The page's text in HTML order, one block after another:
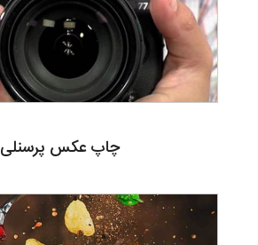
چاپ عکس پرسنلی